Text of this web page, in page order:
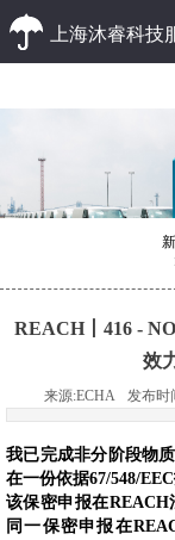
上海沐睿科技
优质的客户服务 高效
REACH丨416 -
效
来源:ECHA 发布时
我已完成非分阶段物
在一份依据67/548/
该保密申报在REACH
同一保密申报在